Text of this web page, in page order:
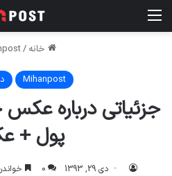
خانه /
Mihanpost
جزئیاتی درباره عکس
پول +
دی 29, 1393 0 خواندن این